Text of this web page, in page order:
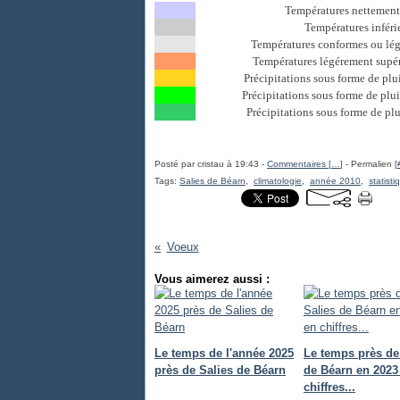
Températures
Températures
Températures conformes ou
Températures légérement
Précipitations sous forme de
Précipitations sous forme de
Précipitations sous forme de
Posté par cristau à 19:43 - Commentaires [ ] - Permalien [
Tags: Salies de Béarn climatologie année 2010
Voeux
Vous aimerez aussi :
Le temps de l'année 2025
près de Salies de Béarn
Le temps près
de Béarn en
chiffres...